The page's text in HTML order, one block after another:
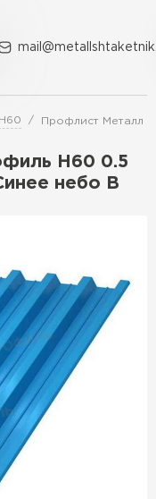
Н60 Профлист Металл
Н60 0.5
небо B
Контакты